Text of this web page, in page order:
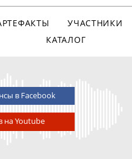
УЧАСТНИКИ
КАТАЛОГ
в Facebook
на Youtube